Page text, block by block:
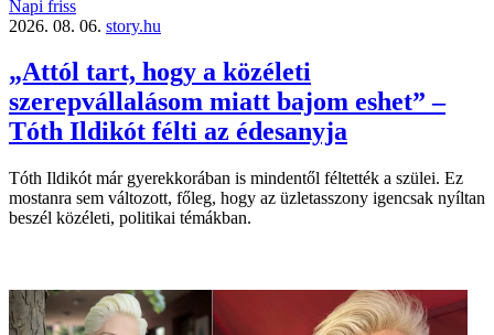
Napi friss
2026. 08. 06. story.hu
„Attól tart, hogy a közéleti
szerepvállalásom miatt bajom eshet” –
Tóth Ildikót félti az édesanyja
Tóth Ildikót már gyerekkorában is mindentől féltették a szülei. Ez
mostanra sem változott, főleg, hogy az üzletasszony igencsak nyíltan
beszél közéleti, politikai témákban.